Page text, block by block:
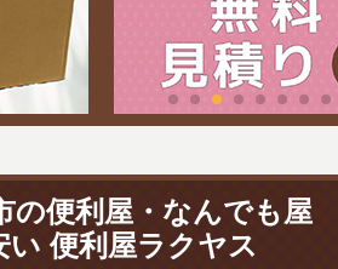
の便利屋・なんでも屋
い 便利屋ラクヤス